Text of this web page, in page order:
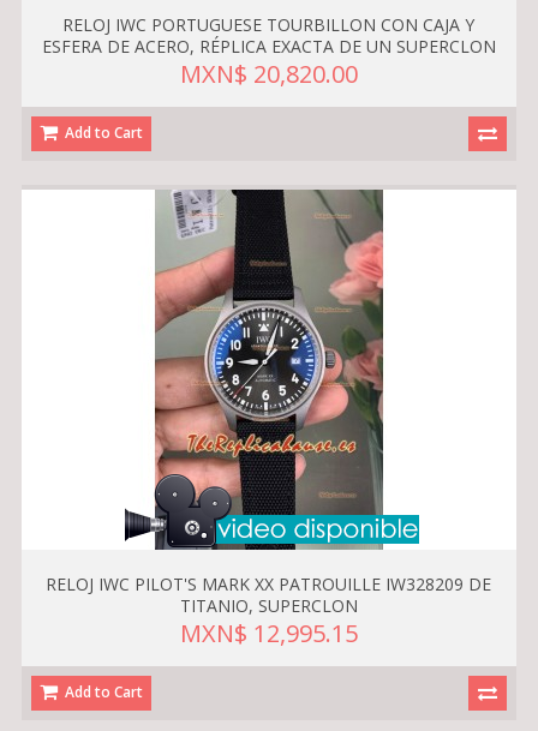
RELOJ IWC PORTUGUESE TOURBILLON CON CAJA Y
ESFERA DE ACERO, RÉPLICA EXACTA DE UN SUPERCLON
MXN$ 20,820.00
Add to Cart
RELOJ IWC PILOT'S MARK XX PATROUILLE IW328209 DE
TITANIO, SUPERCLON
MXN$ 12,995.15
Add to Cart